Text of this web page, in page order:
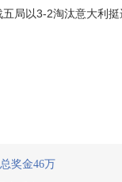
局以3-2淘汰意大利
奖金46万